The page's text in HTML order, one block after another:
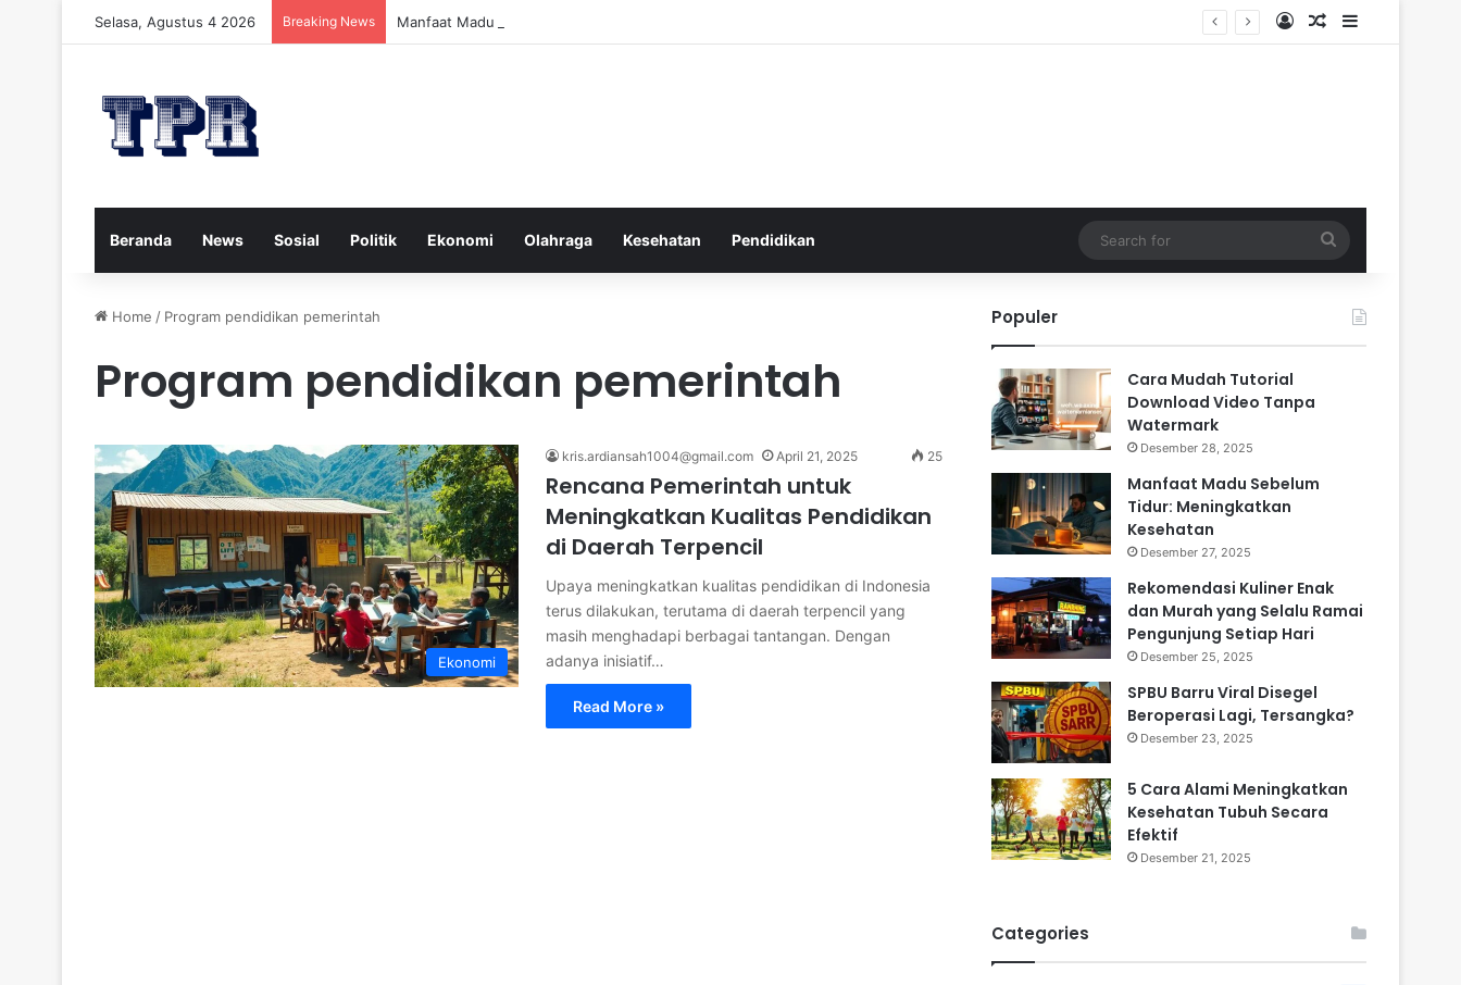
Selasa, Agustus 4 2026 Breaking News Manfaat Madu Sebelum Tidur: Meningkatkan Kesehatan Log InRandom Article
Sidebar
Beranda News Sosial Politik Ekonomi Olahraga Kesehatan Pendidikan
for
Home / Program pendidikan pemerintah
Program pendidikan pemerintah
Ekonomi
kris.ardiansah1004@gmail.com April 21, 2025 25
Rencana Pemerintah untuk
Meningkatkan Kualitas Pendidikan
di Daerah Terpencil
Upaya meningkatkan kualitas pendidikan di Indonesia
terus dilakukan, terutama di daerah terpencil yang
masih menghadapi berbagai tantangan. Dengan
adanya inisiatif…
Read More »
Populer
Cara Mudah Tutorial
Download Video Tanpa
Watermark
Desember 28, 2025
Manfaat Madu Sebelum
Tidur: Meningkatkan
Kesehatan
Desember 27, 2025
Rekomendasi Kuliner Enak
dan Murah yang Selalu Ramai
Pengunjung Setiap Hari
Desember 25, 2025
SPBU Barru Viral Disegel
Beroperasi Lagi, Tersangka?
Desember 23, 2025
5 Cara Alami Meningkatkan
Kesehatan Tubuh Secara
Efektif
Desember 21, 2025
Categories